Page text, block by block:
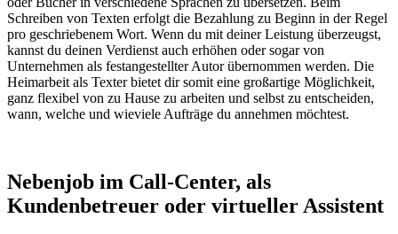
Schreiben von Texten erfolgt die Bezahlung zu Beginn in der Regel
pro geschriebenem Wort. Wenn du mit deiner Leistung überzeugst,
kannst du deinen Verdienst auch erhöhen oder sogar von
Unternehmen als festangestellter Autor übernommen werden. Die
Heimarbeit als Texterbietet dir somit eine großartige Möglichkeit,
ganz flexibel von zu Hause zu arbeiten und selbst zu entscheiden,
wann, welche und wieviele Aufträge du annehmen möchtest.
Nebenjob im Call-Center, als
Kundenbetreuer oder virtueller Assistent